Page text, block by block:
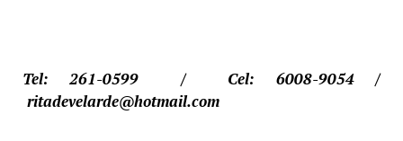
Tel: 261-0599 / Cel: 6008-9054 /
ritadevelarde@hotmail.com